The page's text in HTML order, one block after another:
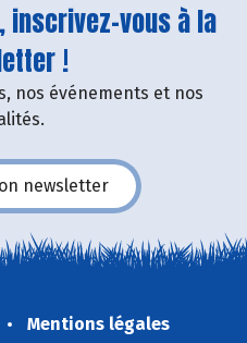
inscrivez-vous à la
!
nos événements et nos
newsletter
Mentions légales